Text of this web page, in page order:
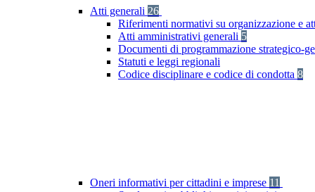
Atti generali 26
Riferimenti normativi su organizzazione e
Atti amministrativi generali 5
Documenti di programmazione strategico-
Statuti e leggi regionali
Codice disciplinare e codice di condotta 8
Oneri informativi per cittadini e imprese 11